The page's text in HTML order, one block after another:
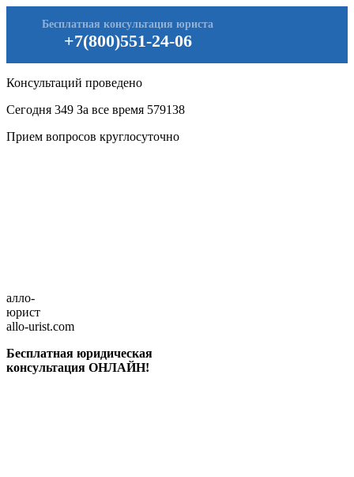
+7(800)551-24-06
Бесплатная консультация юриста
Консультаций проведено
Сегодня 349 За все время 579138
Прием вопросов круглосуточно
алло-
юрист
allo-urist.com
Бесплатная юридическая
консультация ОНЛАЙН!